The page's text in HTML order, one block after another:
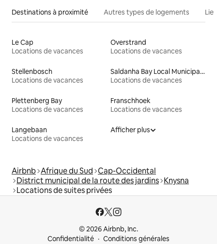
Destinations à proximité Autres types de logements
Le Cap
Locations de vacances
Overstrand
Locations de vacances
Stellenbosch
Locations de vacances
Saldanha Bay Local Municipality
Locations de vacances
Plettenberg Bay
Locations de vacances
Franschhoek
Locations de vacances
Langebaan
Locations de vacances
Afficher plus
Airbnb Afrique du Sud Cap-Occidental
District municipal de la route des jardins Knysna
Locations de suites privées
© 2026 Airbnb, Inc.
Confidentialité
Conditions générales